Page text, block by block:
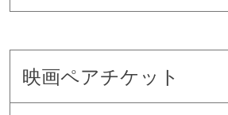
映画ペアチケット